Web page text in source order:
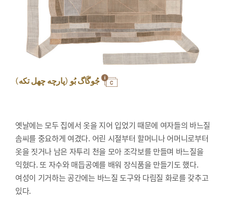
جُوگَاگ بُو (پارچه چهل تکه)
옛날에는 모두 집에서 옷을 지어 입었기 때문에 여자들의 바느질
솜씨를 중요하게 여겼다. 어린 시절부터 할머니나 어머니로부터
옷을 짓거나 남은 자투리 천을 모아 조각보를 만들며 바느질을
익혔다. 또 자수와 매듭공예를 배워 장식품을 만들기도 했다.
여성이 기거하는 공간에는 바느질 도구와 다림질 화로를 갖추고
있다.